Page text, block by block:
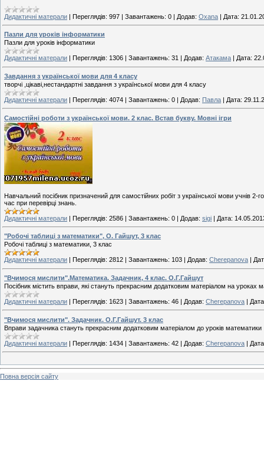
Дидактичні матерали | Переглядів: 997 | Завантажень: 0 | Додав: Oxana | Дата:
Пазли для уроків інформатики
Пазли для уроків інформатики
Дидактичні матерали Переглядів: 1306 Завантажень: 31 Додав: Атакама Дата:
Завдання з української мови для 4 класу
творчі ,цікаві,нестандартні завдання з української мови для 4 класу
Дидактичні матерали | Переглядів: 4074 | Завантажень: 0 | Додав: Павла | Дата:
Самостійні роботи з української мови. 2 клас. Встав букву. Мовні ігри
Навчальний посібник призначений для самостійних робіт з української мови учнів
час при перевірці знань.
Дидактичні матерали | Переглядів: 2586 | Завантажень: 0 | Додав: sigi | Дата:
"Робочі таблиці з математики", О. Гайшут, 3 клас
Робочі таблиці з математики, 3 клас
Дидактичні матерали | Переглядів: 2812 | Завантажень: 103 | Додав: Cherepanova |
"Вчимося мислити".Математика. Задачник, 4 клас. О.Г.Гайшут
Посібник містить вправи, які стануть прекрасним додатковим матеріалом на уроках
Дидактичні матерали | Переглядів: 1623 | Завантажень: 46 | Додав: Cherepanova |
"Вчимося мислити". Задачник. О.Г.Гайшут. 3 клас
Вправи задачника стануть прекрасним додатковим матеріалом до уроків математики
Дидактичні матерали | Переглядів: 1434 | Завантажень: 42 | Додав: Cherepanova |
Повна версія сайту